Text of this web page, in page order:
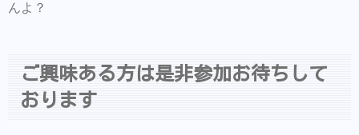
んよ？
ご興味ある方は是非参加お待ちして
おります